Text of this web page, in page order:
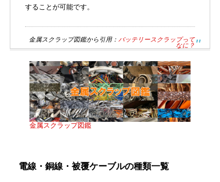
することが可能です。
金属スクラップ図鑑から引用： バッテリースクラップって
なに？
金属スクラップ図鑑
電線・銅線・被覆ケーブルの種類一覧